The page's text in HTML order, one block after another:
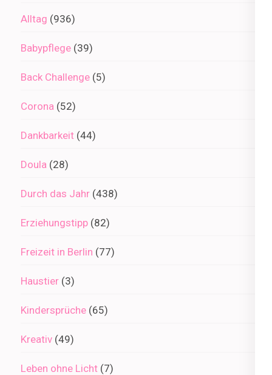
Alltag (936)
Babypflege (39)
Back Challenge (5)
Corona (52)
Dankbarkeit (44)
Doula (28)
Durch das Jahr (438)
Erziehungstipp (82)
Freizeit in Berlin (77)
Haustier (3)
Kindersprüche (65)
Kreativ (49)
Leben ohne Licht (7)